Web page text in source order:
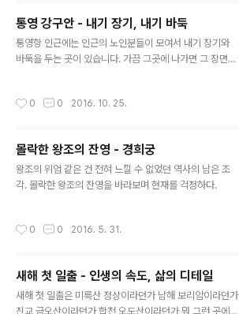
통영 강구안 - 내기 장기, 내기 바둑
통영항 인근에는 인근의 노인분들이 모여서 내기 장기와
바둑을 두는 곳이 있습니다. 가끔 그곳에 나가면 그 장면을
른 모습을 보곤하기 때문이죠. 그 작은 바둑판 안에 인생이
4GM
0 0 2016. 10. 25.
몰락한 왕조의 잔영 - 경희궁
왕조의 위엄 같은 건 전혀 느낄 수 없었던 역사의 남은 조
각. 몰락한 왕조의 잔영을 바라보며 현재를 걱정하다.
0 0 2016. 5. 31.
새해 첫 일출 - 인생의 속도, 삶의 디테일
새해 첫 일출은 미륵산 정상이라던가 남해 보리암이라던가
진교 금오산이라던가 합천 오도산이라던가 뭐 그런 곳에서